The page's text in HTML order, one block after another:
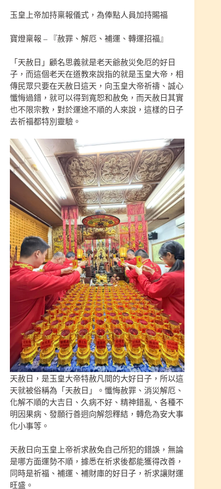
玉皇上帝加持稟報儀式，為俸點人員加持賜福
寶燈稟報 – 『赦罪、解厄、補運、轉運招福』
「天赦日」顧名思義就是老天爺赦災免厄的好日
子，而這個老天在道教來說指的就是玉皇大帝，相
傳民眾只要在天赦日這天，向玉皇大帝祈禱、誠心
懺悔過錯，就可以得到寬恕和赦免，而天赦日其實
也不限宗教，對於運途不順的人來說，這樣的日子
去祈福都特別靈驗。
天赦日，是玉皇大帝特赦凡間的大好日子，所以這
天就被俗稱為「天赦日」。懺悔赦罪、消災解厄、
化解不順的大吉日、久病不好、精神錯亂、各種不
明因果病、發願行善迥向解怨釋結，轉危為安大事
化小事等。
天赦日向玉皇上帝祈求赦免自己所犯的錯誤，無論
是哪方面運勢不順，據悉在祈求後都能獲得改善，
同時是祈福、補運、補財庫的好日子，祈求讓財運
旺盛。